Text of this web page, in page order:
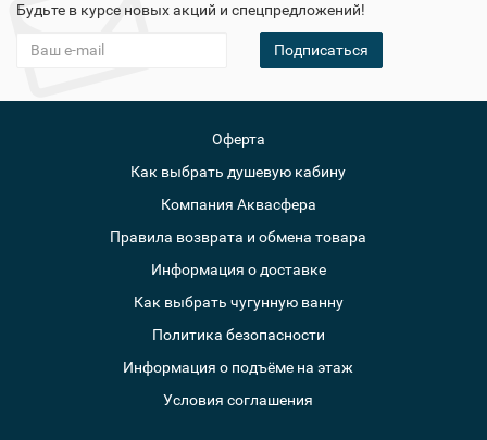
Будьте в курсе новых акций и спецпредложений!
Подписаться
Оферта
Как выбрать душевую кабину
Компания Аквасфера
Правила возврата и обмена товара
Информация о доставке
Как выбрать чугунную ванну
Политика безопасности
Информация о подъёме на этаж
Условия соглашения